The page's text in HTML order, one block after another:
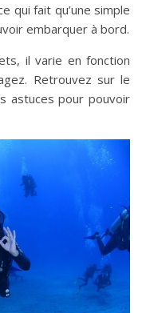
qui fait qu’une simple
embarquer à bord.
il varie en fonction
Retrouvez sur le
astuces pour pouvoir